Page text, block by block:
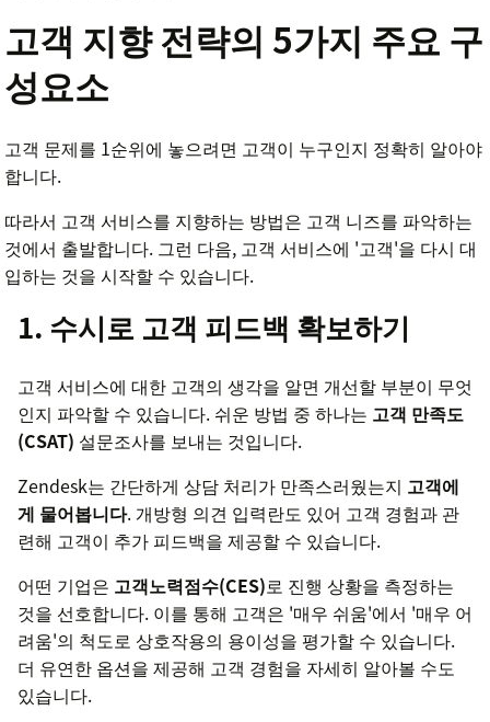
고객 지향 전략의 5가지 주요 구
성요소
고객 문제를 1순위에 놓으려면 고객이 누구인지 정확히 알아야
합니다.
따라서 고객 서비스를 지향하는 방법은 고객 니즈를 파악하는
것에서 출발합니다. 그런 다음, 고객 서비스에 '고객'을 다시 대
입하는 것을 시작할 수 있습니다.
1. 수시로 고객 피드백 확보하기
고객 서비스에 대한 고객의 생각을 알면 개선할 부분이 무엇
인지 파악할 수 있습니다. 쉬운 방법 중 하나는 고객 만족도
(CSAT) 설문조사를 보내는 것입니다.
Zendesk는 간단하게 상담 처리가 만족스러웠는지 고객에
게 물어봅니다. 개방형 의견 입력란도 있어 고객 경험과 관
련해 고객이 추가 피드백을 제공할 수 있습니다.
어떤 기업은 고객노력점수(CES)로 진행 상황을 측정하는
것을 선호합니다. 이를 통해 고객은 '매우 쉬움'에서 '매우 어
려움'의 척도로 상호작용의 용이성을 평가할 수 있습니다.
더 유연한 옵션을 제공해 고객 경험을 자세히 알아볼 수도
있습니다.